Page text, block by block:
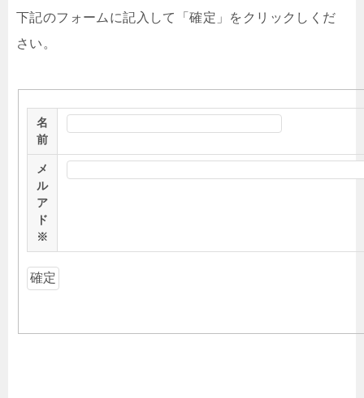
下記のフォームに記入して「確定」をクリックしくだ
さい。
名
前
メ
ル
ア
ド
※